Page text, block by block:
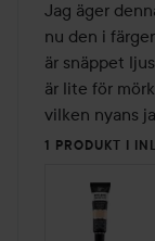
Jag äger
nu den i
är snäppet
är lite för
vilken nyans
1 PRODUKT I